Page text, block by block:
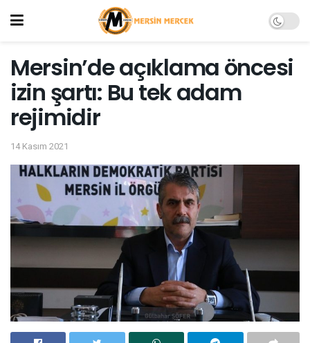
Mersin’de açıklama öncesi
izin şartı: Bu tek adam
rejimidir
14 Kasım 2021